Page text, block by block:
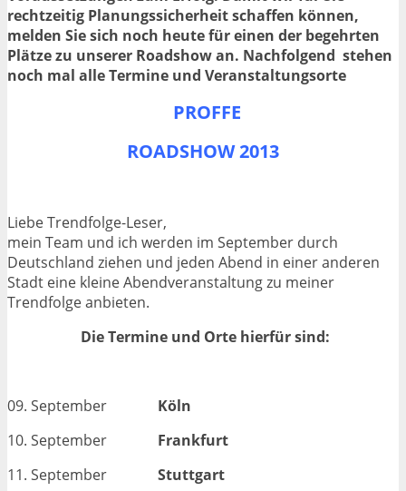
rechtzeitig Planungssicherheit schaffen können,
melden Sie sich noch heute für einen der begehrten
Plätze zu unserer Roadshow an. Nachfolgend stehen
noch mal alle Termine und Veranstaltungsorte
PROFFE
ROADSHOW 2013
Liebe Trendfolge-Leser,
mein Team und ich werden im September durch
Deutschland ziehen und jeden Abend in einer anderen
Stadt eine kleine Abendveranstaltung zu meiner
Trendfolge anbieten.
Die Termine und Orte hierfür sind:
09. September Köln
10. September Frankfurt
11. September Stuttgart